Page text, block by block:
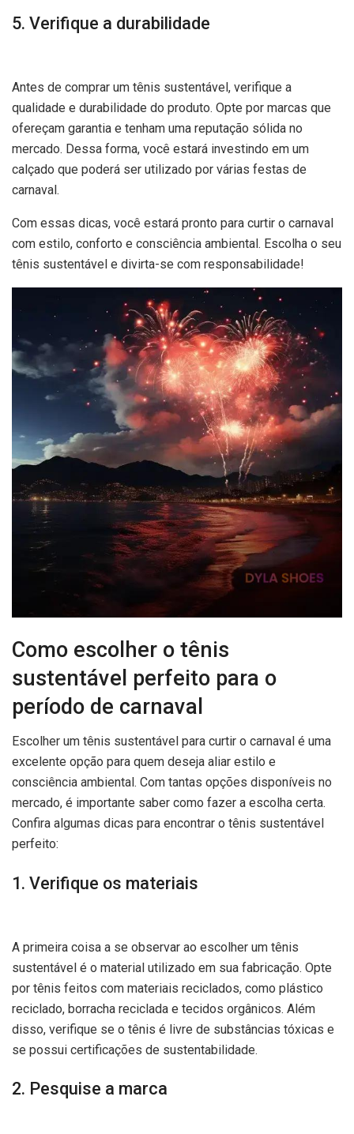
5. Verifique a durabilidade
Antes de comprar um tênis sustentável, verifique a
qualidade e durabilidade do produto. Opte por marcas que
ofereçam garantia e tenham uma reputação sólida no
mercado. Dessa forma, você estará investindo em um
calçado que poderá ser utilizado por várias festas de
carnaval.
Com essas dicas, você estará pronto para curtir o carnaval
com estilo, conforto e consciência ambiental. Escolha o seu
tênis sustentável e divirta-se com responsabilidade!
Como escolher o tênis
sustentável perfeito para o
período de carnaval
Escolher um tênis sustentável para curtir o carnaval é uma
excelente opção para quem deseja aliar estilo e
consciência ambiental. Com tantas opções disponíveis no
mercado, é importante saber como fazer a escolha certa.
Confira algumas dicas para encontrar o tênis sustentável
perfeito:
1. Verifique os materiais
A primeira coisa a se observar ao escolher um tênis
sustentável é o material utilizado em sua fabricação. Opte
por tênis feitos com materiais reciclados, como plástico
reciclado, borracha reciclada e tecidos orgânicos. Além
disso, verifique se o tênis é livre de substâncias tóxicas e
se possui certificações de sustentabilidade.
2. Pesquise a marca